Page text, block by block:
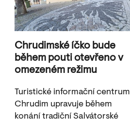
Chrudimské íčko bude
během pouti otevřeno v
omezeném režimu
Turistické informační centrum
Chrudim upravuje během
konání tradiční Salvátorské